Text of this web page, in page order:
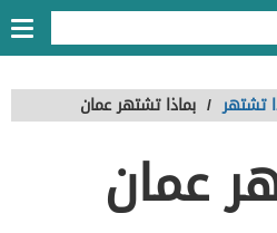
تشتهر / بماذا تشتهر عمان
عمان